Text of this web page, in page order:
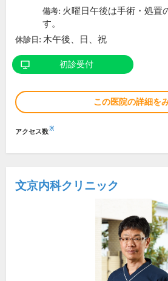
備考: 火曜日午後は手術・処置
す。
休診日: 木午後、日、祝
初診受付
この医院の詳細を
アクセス数※
文京内科クリニック